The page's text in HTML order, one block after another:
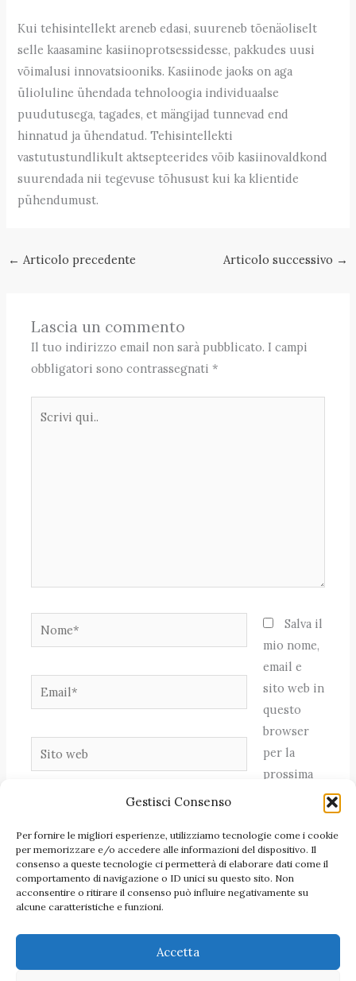
Gestisci Consenso
Per fornire le migliori esperienze, utilizziamo tecnologie come i cookie
per memorizzare e/o accedere alle informazioni del dispositivo. Il
consenso a queste tecnologie ci permetterà di elaborare dati come il
comportamento di navigazione o ID unici su questo sito. Non
acconsentire o ritirare il consenso può influire negativamente su
alcune caratteristiche e funzioni.
Accetta
Kui tehisintellekt areneb edasi, suureneb tõenäoliselt
selle kaasamine kasiinoprotsessidesse, pakkudes uusi
võimalusi innovatsiooniks. Kasiinode jaoks on aga
ülioluline ühendada tehnoloogia individuaalse
puudutusega, tagades, et mängijad tunnevad end
hinnatud ja ühendatud. Tehisintellekti
vastutustundlikult aktsepteerides võib kasiinovaldkond
suurendada nii tegevuse tõhusust kui ka klientide
pühendumust.
← Articolo precedente Articolo successivo →
Lascia un commento
Il tuo indirizzo email non sarà pubblicato. I campi
obbligatori sono contrassegnati*
Nome*
Email*
Sito
web
Salva il
mio nome,
email e
sito web in
questo
browser
per la
prossima